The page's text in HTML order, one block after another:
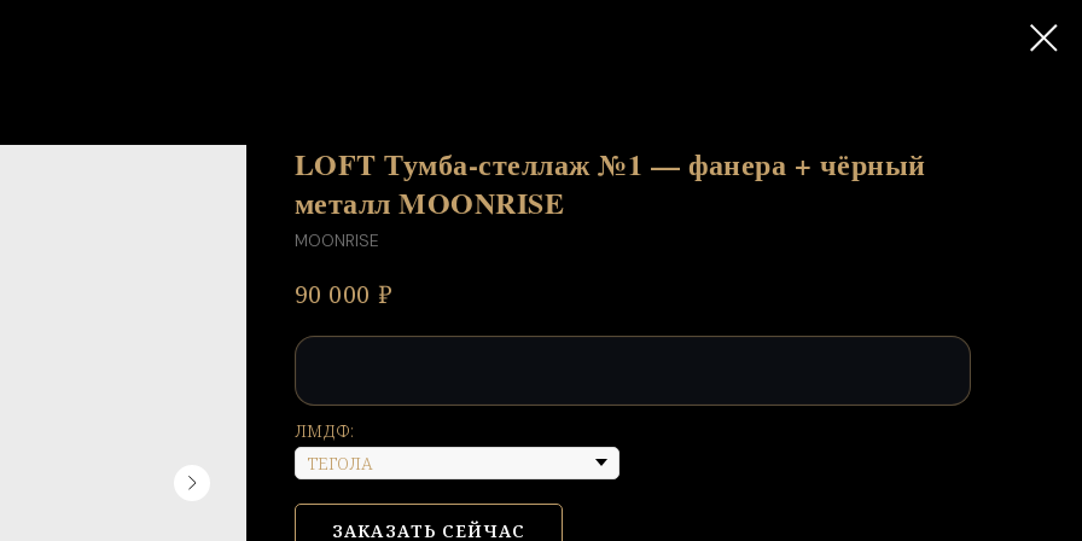
LOFT Тумба-стеллаж №1 — фанера + чёрный
металл MOONRISE
MOONRISE
90 000 ₽
ЛМДФ:
ЗАКАЗАТЬ СЕЙЧАС